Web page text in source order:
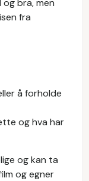
bra, men
fra
å forholde
og hva har
og kan ta
og egner